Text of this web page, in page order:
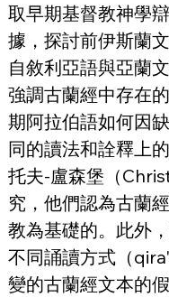
取早期基督教神學
據，探討前伊斯蘭
自敘利亞語與亞蘭
強調古蘭經中存在
期阿拉伯語如何因
同的讀法和詮釋上
托夫-盧森堡（
究，他們認為古蘭
教為基礎的。此外
不同誦讀方式（
變的古蘭經文本的